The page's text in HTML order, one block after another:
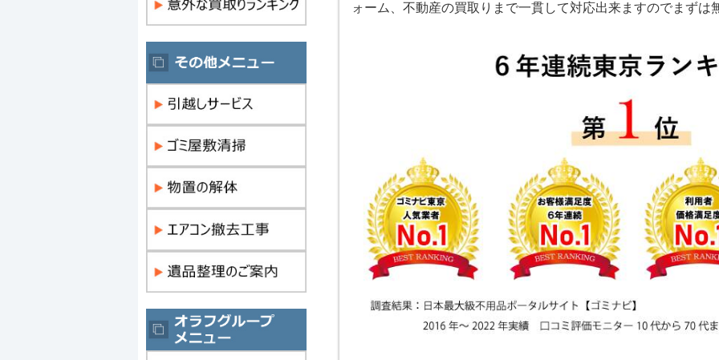
ォーム、不動産の買取りまで一貫して対応出来ますのでまずは